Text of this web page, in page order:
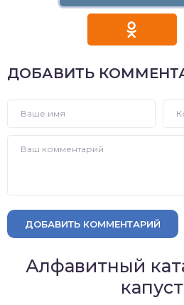
ДОБАВИТЬ
ДОБАВИТЬ КОММЕНТАРИЙ
Алфавитный